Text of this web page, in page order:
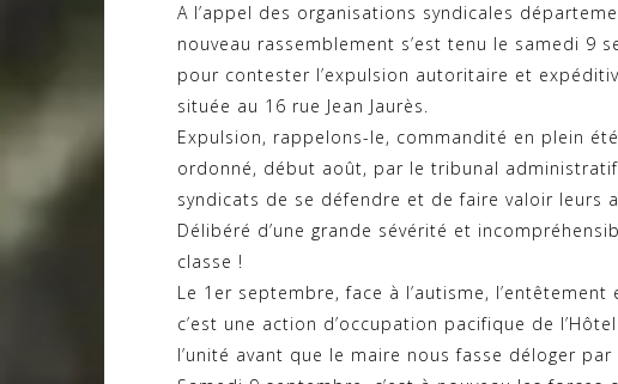
A l’appel des organisations syndicales
nouveau rassemblement s’est tenu le samedi 9
pour contester l’expulsion autoritaire et
située au 16 rue Jean Jaurès.
Expulsion, rappelons-le, commandité en plein
ordonné, début août, par le tribunal
syndicats de se défendre et de faire valoir leurs
Délibéré d’une grande sévérité et
classe !
Le 1er septembre, face à l’autisme,
c’est une action d’occupation pacifique de
l’unité avant que le maire nous fasse déloger